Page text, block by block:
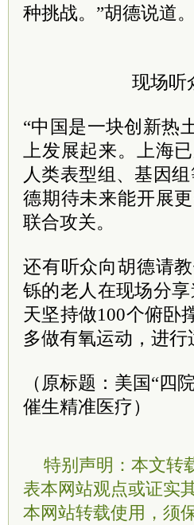
种挑战。”胡德说道。
现场听
“中国是一块创新热
上发展起来。上海
人类表型组、基因
德期待未来能开展
联合攻关。
还有听众向胡德请
铄的老人在现场分
天坚持做100个俯卧
多做有氧运动，进
（原标题：美国“四
催生精准医疗）
特别声明：本文转
表本网站观点或证实
本网站转载使用，须